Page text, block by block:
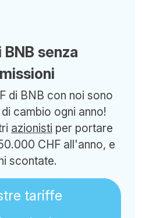
senza
di BNB con noi sono
cambio ogni anno!
azionisti per portare
CHF all'anno, e
scontate.
tariffe